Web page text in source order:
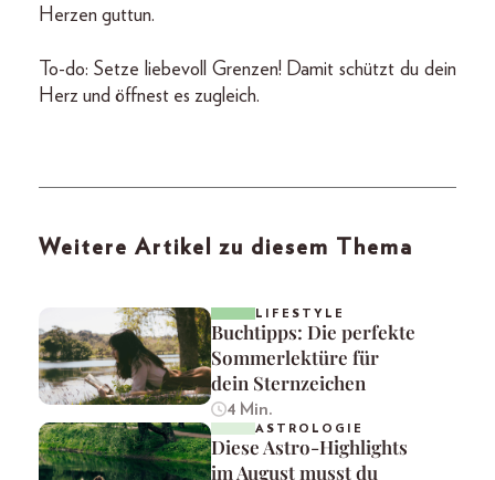
Herzen guttun.
To-do: Setze liebevoll Grenzen! Damit schützt du dein
Herz und öffnest es zugleich.
Weitere Artikel zu diesem Thema
LIFESTYLE
Buchtipps: Die perfekte
Sommerlektüre für
dein Sternzeichen
4 Min.
ASTROLOGIE
Diese Astro-Highlights
im August musst du